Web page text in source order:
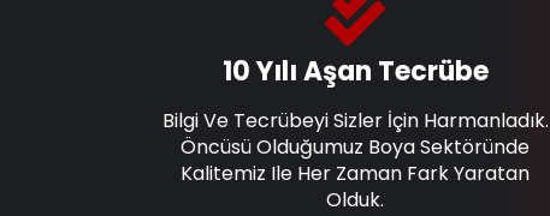
10 Yılı Aşan Tecrübe
Bilgi Ve Tecrübeyi Sizler İçin Harmanladık.
Öncüsü Olduğumuz Boya Sektöründe
Kalitemiz Ile Her Zaman Fark Yaratan
Olduk.